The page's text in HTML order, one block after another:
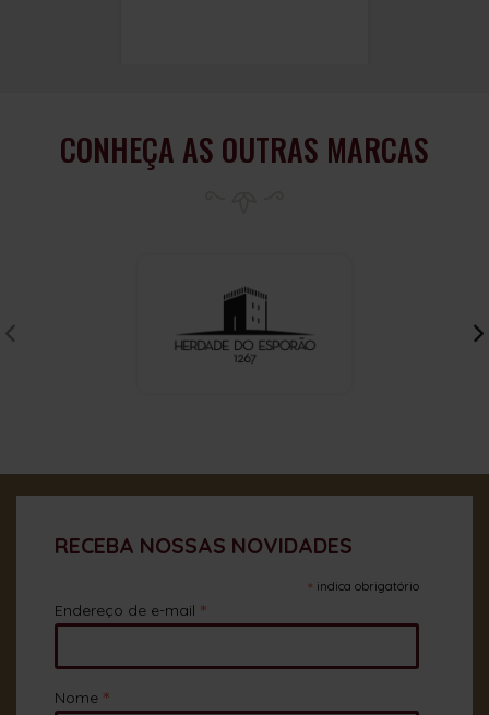
CONHEÇA AS OUTRAS MARCAS
RECEBA NOSSAS NOVIDADES
* indica obrigatório
Endereço de e-mail *
Nome *